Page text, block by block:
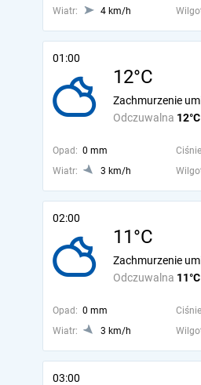
Wiatr:
4 km/h
01:00
12°C
Odczuwalna 12°C
Zachmurzenie
Opad: 0 mm
Wiatr:
3 km/h
02:00
11°C
Odczuwalna 11°C
Zachmurzenie
Opad: 0 mm
Wiatr:
3 km/h
03:00